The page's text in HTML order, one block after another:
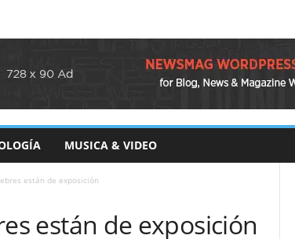
MUSICA & VIDEO
están de exposición
están de exposición